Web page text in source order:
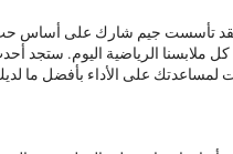
فقد تأسست جيم شارك على أساس
ملابسنا الرياضية اليوم. ستجد
لمساعدتك على الأداء بأفضل ما